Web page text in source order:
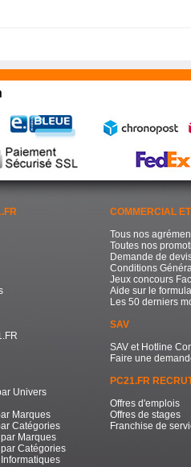
Univers
Marques
Catégories
Marques
Catégories
COMMERCIAL
Tous nos
Toutes nos
Demande de
Conditions
Jeux concours
Aide sur le
Les 50 derniers
SAV
SAV et Hotline
Faire une
PC21.FR
Offres d'emplois
Offres de stages
Franchise de